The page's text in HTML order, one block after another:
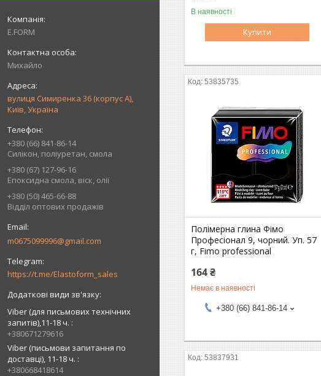
E.FORM
Михайло
вулиця Симиренка 36 (корпус А),
Київ, Україна
+380 (66) 841-86-14
Силікон, поліуретан, смола
+380 (67) 127-96-16
Епоксидна смола, віск, олії
+380 (50) 465-66-88
Відділ оптових продажів
m0675099996@gmail.com
https://t.me/Elastoform_sales
Viber (для письмових технічних
запитів),11-18 ч.
+380671279616
Viber (письмови запитання по
доставці), 11-18 ч.
+380668418614
В наявності
Купити
53835735
Полімерна глина Фімо
Професіонал 9, чорний. Уп. 57
г, Fimo professional
164 ₴
Немає в наявності
+380 (66) 841-86-14
53837931